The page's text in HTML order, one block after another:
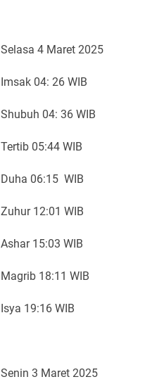
Selasa 4 Maret 2025
Imsak 04: 26 WIB
Shubuh 04: 36 WIB
Tertib 05:44 WIB
Duha 06:15 WIB
Zuhur 12:01 WIB
Ashar 15:03 WIB
Magrib 18:11 WIB
Isya 19:16 WIB
Senin 3 Maret 2025